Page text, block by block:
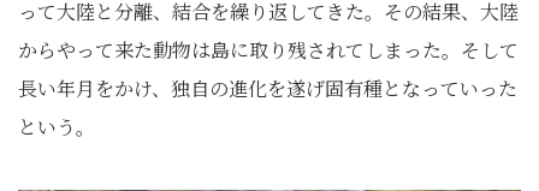
って大陸と分離、結合を繰り返してきた。その結果、大陸
からやって来た動物は島に取り残されてしまった。そして
長い年月をかけ、独自の進化を遂げ固有種となっていった
という。